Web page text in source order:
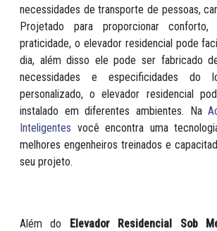
necessidades de transporte de pessoas,
Projetado para proporcionar conforto,
praticidade, o elevador residencial pode
dia, além disso ele pode ser fabricado
necessidades e especificidades do
personalizado, o elevador residencial
instalado em diferentes ambientes. Na
Inteligentes você encontra uma
melhores engenheiros treinados e
seu projeto.
Além do Elevador Residencial Sob